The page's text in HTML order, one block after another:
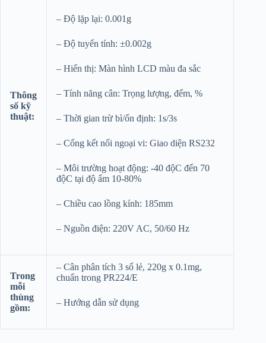
Thông
số kỹ
thuật:
– Độ lặp lại: 0.001g
– Độ tuyến tính: ±0.002g
– Hiển thị: Màn hình LCD màu đa sắc
– Tính năng cân: Trọng lượng, đếm, %
– Thời gian trừ bì/ổn định: 1s/3s
– Cổng kết nối ngoại vi: Giao diện RS232
– Môi trường hoạt động: -40 độC đến 70
độC tại độ ẩm 10-80%
– Chiều cao lồng kính: 185mm
– Nguồn điện: 220V AC, 50/60 Hz
Trong
mỗi
thùng
gồm:
– Cân phân tích 3 số lẻ, 220g x 0.1mg,
chuẩn trong PR224/E
– Hướng dẫn sử dụng